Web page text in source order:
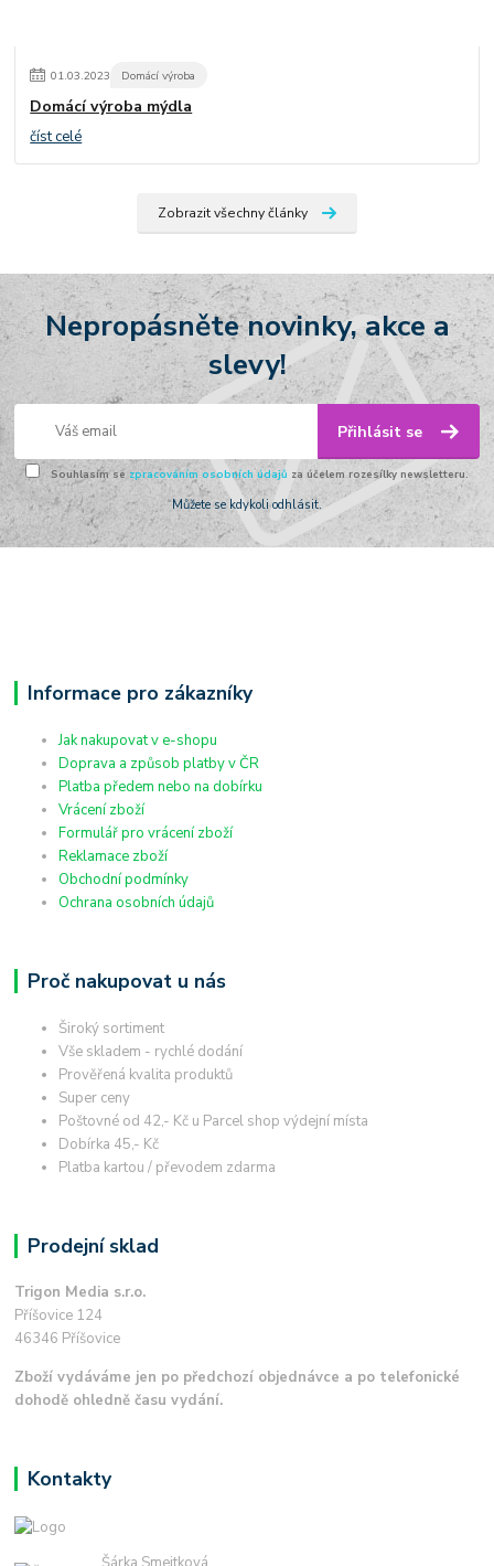
01.03.2023 Domácí výroba
Domácí výroba mýdla
číst celé
Zobrazit všechny články
Nepropásněte novinky, akce a
slevy!
Přihlásit se
Souhlasím se zpracováním osobních údajů za účelem rozesílky newsletteru.
Můžete se kdykoli odhlásit.
Informace pro zákazníky
Jak nakupovat v e-shopu
Doprava a způsob platby v ČR
Platba předem nebo na dobírku
Vrácení zboží
Formulář pro vrácení zboží
Reklamace zboží
Obchodní podmínky
Ochrana osobních údajů
Proč nakupovat u nás
Široký sortiment
Vše skladem - rychlé dodání
Prověřená kvalita produktů
Super ceny
Poštovné od 42,- Kč u Parcel shop výdejní místa
Dobírka 45,- Kč
Platba kartou / převodem zdarma
Prodejní sklad
Trigon Media s.r.o.
Příšovice 124
46346 Příšovice
Zboží vydáváme jen po předchozí objednávce a po telefonické
dohodě ohledně času vydání.
Kontakty